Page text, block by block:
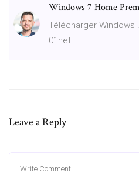
Windows 7 Home
Télécharger Windows
01net ...
Leave a Reply